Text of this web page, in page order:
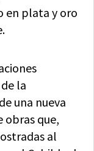
en plata y oro
la
una nueva
obras que,
al